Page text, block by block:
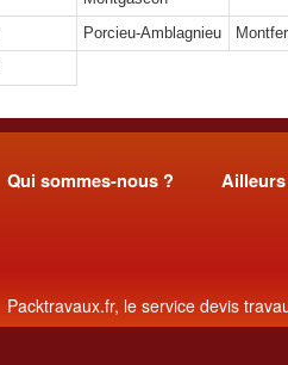
Porcieu-Amblagnieu
Qui sommes-nous ?
Packtravaux.fr, le service devis